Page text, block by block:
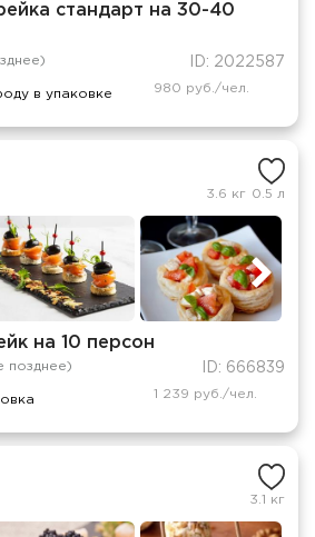
стандарт на 30-40
ID: 2022587
в упаковке 980 руб./чел.
3.6 кг 0.5 л
на 10 персон
позднее) ID: 666839
1 239 руб./чел.
3.1 кг